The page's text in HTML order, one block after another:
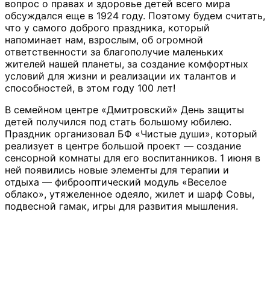
вопрос о правах и здоровье детей всего мира
обсуждался еще в 1924 году. Поэтому будем считать,
что у самого доброго праздника, который
напоминает нам, взрослым, об огромной
ответственности за благополучие маленьких
жителей нашей планеты, за создание комфортных
условий для жизни и реализации их талантов и
способностей, в этом году 100 лет!
В семейном центре «Дмитровский» День защиты
детей получился под стать большому юбилею.
Праздник организовал БФ «Чистые души», который
реализует в центре большой проект — создание
сенсорной комнаты для его воспитанников. 1 июня в
ней появились новые элементы для терапии и
отдыха — фиброоптический модуль «Веселое
облако», утяжеленное одеяло, жилет и шарф Совы,
подвесной гамак, игры для развития мышления.